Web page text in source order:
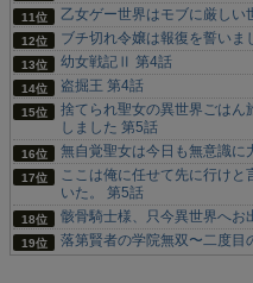
乙女ゲー世界はモブに厳しい
ブチ切れ令嬢は報復を誓いま
幼女戦記Ⅱ 第4話
盗掘王 第4話
捨てられ聖女の異世界ごはん
しました 第5話
無自覚聖女は今日も無意識に
ここは俺に任せて先に行け
いた。 第5話
骸骨騎士様、只今異世界へ
落第賢者の学院無双〜二度目